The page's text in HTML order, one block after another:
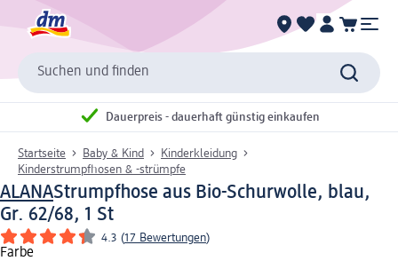
Suchen und finden
Dauerpreis - dauerhaft günstig einkaufen
Startseite Baby & Kind
Kinderkleidung
Kinderstrumpfhosen & -strümpfe
ALANAStrumpfhose aus Bio-Schurwolle, blau,
Gr. 62/68, 1 St
4.3 (17 Bewertungen)
Farbe